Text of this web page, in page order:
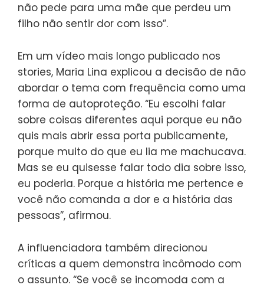
não pede para uma mãe que perdeu um
filho não sentir dor com isso”.
Em um vídeo mais longo publicado nos
stories, Maria Lina explicou a decisão de não
abordar o tema com frequência como uma
forma de autoproteção. “Eu escolhi falar
sobre coisas diferentes aqui porque eu não
quis mais abrir essa porta publicamente,
porque muito do que eu lia me machucava.
Mas se eu quisesse falar todo dia sobre isso,
eu poderia. Porque a história me pertence e
você não comanda a dor e a história das
pessoas”, afirmou.
A influenciadora também direcionou
críticas a quem demonstra incômodo com
o assunto. “Se você se incomoda com a